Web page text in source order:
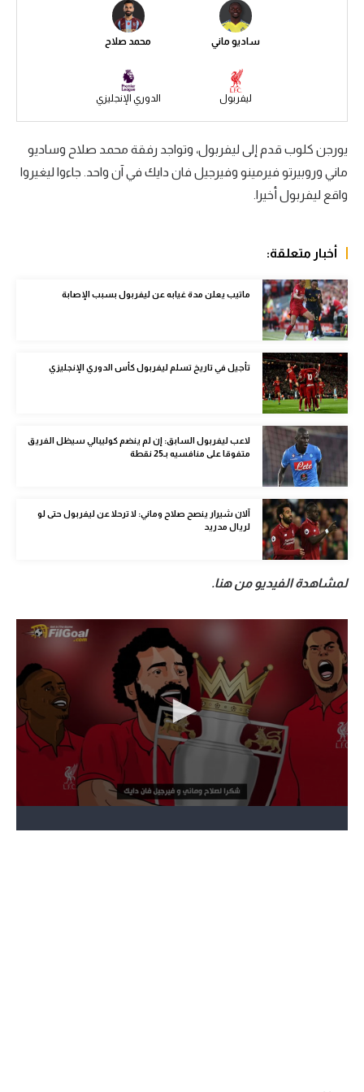
القسم الثاني
رياضات أخرى
أمم إفريقيا
كرة يد
كرة طائرة
الوطن العربي
في المونديال
رياضة نسائية
آسيا
أمريكا
ركن الألعاب
أقسام خاصة
ميركاتو
تحقيق في الجول
تقرير في الجول
تحليل في الجول
حكايات في الجول
كويز في الجول
ساديو ماني محمد صلاح
ليفربول الدوري الإنجليزي
يورجن كلوب قدم إلى ليفربول، وتواجد رفقة محمد صلاح وساديو
ماني وروبيرتو فيرمينو وفيرجيل فان دايك في آن واحد. جاءوا ليغيروا
واقع ليفربول أخيرا.
أخبار متعلقة:
ماتيب يعلن مدة غيابه عن ليفربول بسبب الإصابة
تأجيل في تاريخ تسلم ليفربول كأس الدوري الإنجليزي
لاعب ليفربول السابق: إن لم ينضم كوليبالي سيظل الفريق
متفوقا على منافسيه بـ25 نقطة
آلان شيرار ينصح صلاح وماني: لا ترحلا عن ليفربول حتى لو
لريال مدريد
لمشاهدة الفيديو من هنا.